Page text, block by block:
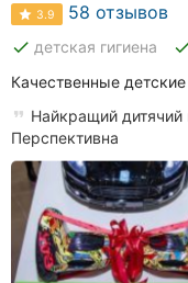
3.9 58 отзывов
done детская гигиена
Качественные
Найкращий дитячий
Перспективна